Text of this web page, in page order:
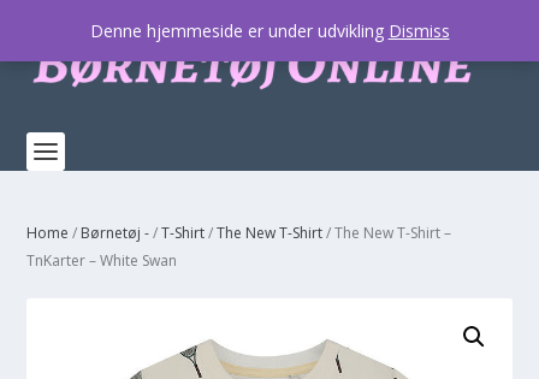
Home / Børnetøj -/T-Shirt/The New T-Shirt/ The New T-Shirt –
TnKarter – White Swan
Denne hjemmeside er under udvikling Dismiss